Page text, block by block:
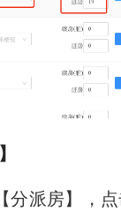
派房】，点